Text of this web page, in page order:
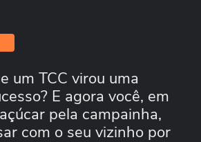
um TCC virou uma
E agora você, em
pela campainha,
com o seu vizinho por